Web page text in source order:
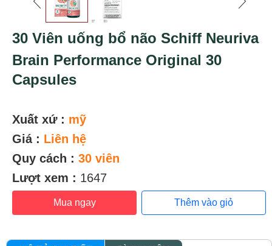
30 Viên uống bổ não Schiff Neuriva
Brain Performance Original 30
Capsules
Xuất xứ : mỹ
Giá : Liên hệ
Quy cách : 30 viên
Lượt xem : 1647
Mua ngay Thêm vào giỏ